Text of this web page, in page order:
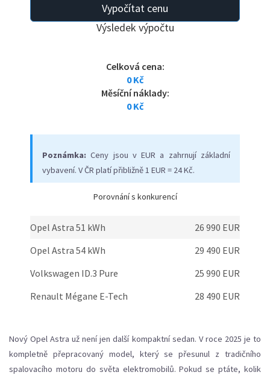
Vypočítat cenu
Výsledek výpočtu
Celková cena:
0 Kč
Měsíční náklady:
0 Kč
Poznámka: Ceny jsou v EUR a zahrnují základní
vybavení. V ČR platí přibližně 1 EUR = 24 Kč.
Porovnání s konkurencí
Opel Astra 51 kWh
26 990 EUR
Opel Astra 54 kWh
29 490 EUR
Volkswagen ID.3 Pure
25 990 EUR
Renault Mégane E-Tech
28 490 EUR
Nový Opel Astra už není jen další kompaktní sedan. V roce 2025 je to
kompletně přepracovaný model, který se přesunul z tradičního
spalovacího motoru do světa elektromobilů. Pokud se ptáte, kolik